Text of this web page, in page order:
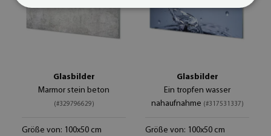
Glasbilder
Marmor stein beton
(#329796629)
Größe von: 100x50 cm
Glasbilder
Ein tropfen wasser
nahaufnahme (#317531337)
Größe von: 100x50 cm